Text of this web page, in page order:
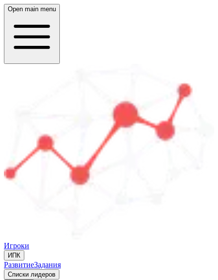
Open main menu
Игроки
ИПК
РазвитиеЗадания
Списки лидеров